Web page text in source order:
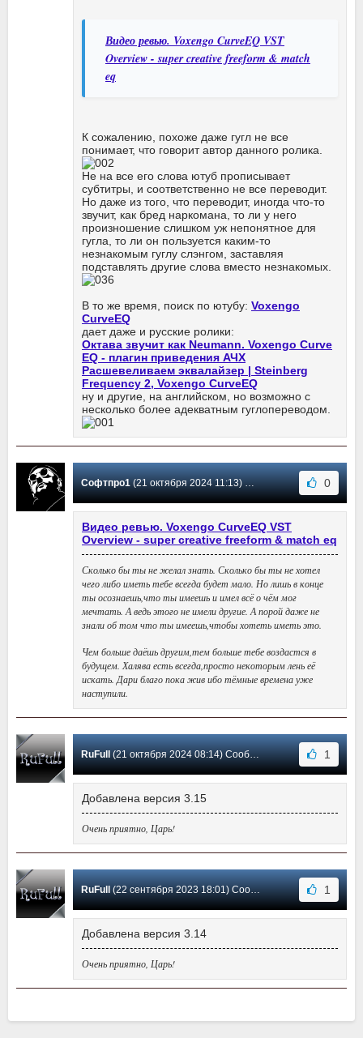
Видео ревью. Voxengo CurveEQ VST
Overview - super creative freeform & match
eq
К сожалению, похоже даже гугл не все
понимает, что говорит автор данного ролика.
Не на все его слова ютуб прописывает
субтитры, и соответственно не все переводит.
Но даже из того, что переводит, иногда что-то
звучит, как бред наркомана, то ли у него
произношение слишком уж непонятное для
гугла, то ли он пользуется каким-то
незнакомым гуглу слэнгом, заставляя
подставлять другие слова вместо незнакомых.
В то же время, поиск по ютубу: Voxengo
CurveEQ
дает даже и русские ролики:
Октава звучит как Neumann. Voxengo Curve
EQ - плагин приведения АЧХ
Расшевеливаем эквалайзер | Steinberg
Frequency 2, Voxengo CurveEQ
ну и другие, на английском, но возможно с
несколько более адекватным гуглопереводом.
Софтпро1(21 октября 2024 11:13) Сообщение #3 0
Видео ревью. Voxengo CurveEQ VST
Overview - super creative freeform & match eq
Сколько бы ты не желал знать. Сколько бы ты не хотел
чего либо иметь тебе всегда будет мало. Но лишь в конце
ты осознаешь,что ты имеешь и имел всё о чём мог
мечтать. А ведь этого не имели другие. А порой даже не
знали об том что ты имеешь,чтобы хотеть иметь это.
Чем больше даёшь другим,тем больше тебе воздастся в
будущем. Халява есть всегда,просто некоторым лень её
искать. Дари благо пока жив ибо тёмные времена уже
наступили.
RuFull (21 октября 2024 08:14) Сообщение #2 1
Добавлена версия 3.15
Очень приятно, Царь!
RuFull (22 сентября 2023 18:01) Сообщение #1 1
Добавлена версия 3.14
Очень приятно, Царь!